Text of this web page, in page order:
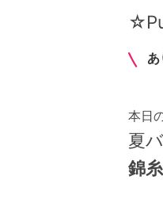
本日
夏
錦